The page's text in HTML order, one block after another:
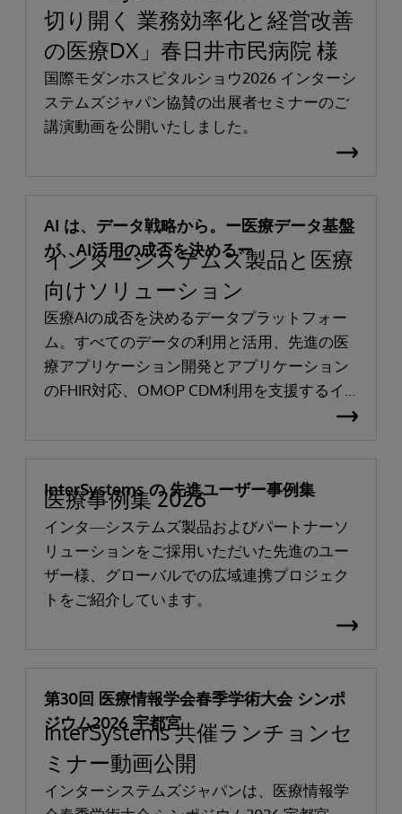
切り開く 業務効率化と経営改善
の医療DX」春日井市民病院 様
国際モダンホスピタルショウ2026 インターシ
ステムズジャパン協賛の出展者セミナーのご
講演動画を公開いたしました。
AI は、データ戦略から。ー医療データ基盤
が、AI活用の成否を決めるー
インターシステムズ製品と医療
向けソリューション
医療AIの成否を決めるデータプラットフォー
ム。すべてのデータの利用と活用、先進の医
療アプリケーション開発とアプリケーション
のFHIR対応、OMOP CDM利用を支援するイ
ンターシステムズ製品と医療向けソリューシ
InterSystems の 先進ユーザー事例集
医療事例集 2026
インタ―システムズ製品およびパートナーソ
リューションをご採用いただいた先進のユー
ザー様、グローバルでの広域連携プロジェク
トをご紹介しています。
第30回 医療情報学会春季学術大会 シンポ
ジウム2026 宇都宮
InterSystems 共催ランチョンセ
ミナー動画公開
インターシステムズジャパンは、医療情報学